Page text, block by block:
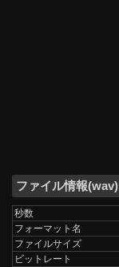
ファイル情報(wav)
秒数
フォーマット名
ファイルサイズ
ビットレート